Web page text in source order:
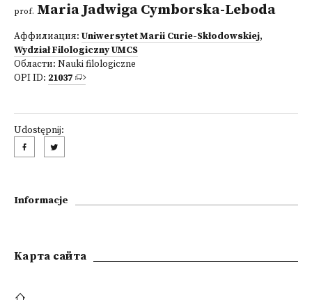
prof. Maria Jadwiga Cymborska-Leboda
Аффилиация: Uniwersytet Marii Curie-Skłodowskiej,
Wydział Filologiczny UMCS
Области: Nauki filologiczne
OPI ID: 21037
Udostępnij:
Informacje
Kарта сайта